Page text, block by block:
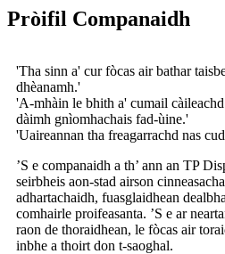
Pròifil Companaidh
'Tha sinn a' cur fòcas air bathar
dhèanamh.'
'A-mhàin le bhith a' cumail
dàimh gnìomhachais fad-ùine.'
'Uaireannan tha freagarrachd nas
’S e companaidh a th’ ann an TP
seirbheis aon-stad airson
adhartachaidh, fuasglaidhean
comhairle proifeasanta. ’S e ar
raon de thoraidhean, le fòcas air
inbhe a thoirt don t-saoghal.